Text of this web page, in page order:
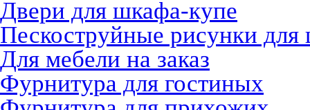
Двери для шкафа-купе
Пескоструйные рисунки
Для мебели на заказ
Фурнитура для гостиных